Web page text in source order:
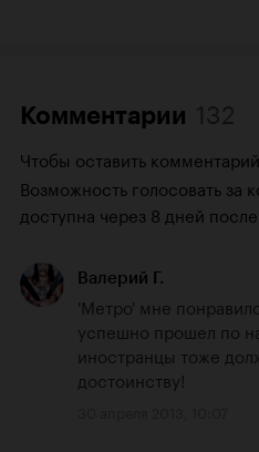
Комментарии
Чтобы оставить комментарий,
Возможность голосовать за
доступна через 8 дней
Валерий Г.
'Метро' мне
успешно прошел по
иностранцы тоже
достоинству!